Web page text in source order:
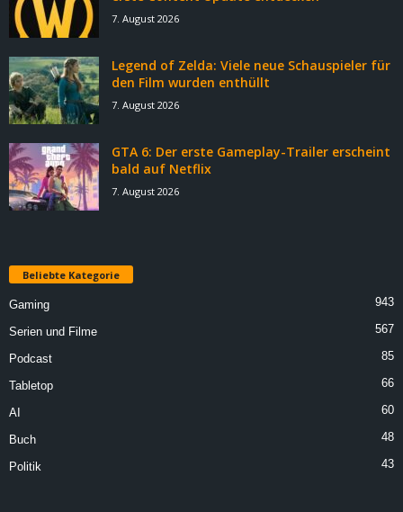
7. August 2026
Legend of Zelda: Viele neue Schauspieler für
den Film wurden enthüllt
7. August 2026
GTA 6: Der erste Gameplay-Trailer erscheint
bald auf Netflix
7. August 2026
Beliebte Kategorie
Gaming 943
Serien und Filme 567
Podcast 85
Tabletop 66
AI 60
Buch 48
Politik 43